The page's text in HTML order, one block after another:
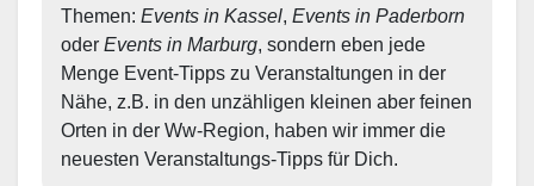
Themen: Events in Kassel, Events in Paderborn
oder Events in Marburg, sondern eben jede
Menge Event-Tipps zu Veranstaltungen in der
Nähe, z.B. in den unzähligen kleinen aber feinen
Orten in der Ww-Region, haben wir immer die
neuesten Veranstaltungs-Tipps für Dich.